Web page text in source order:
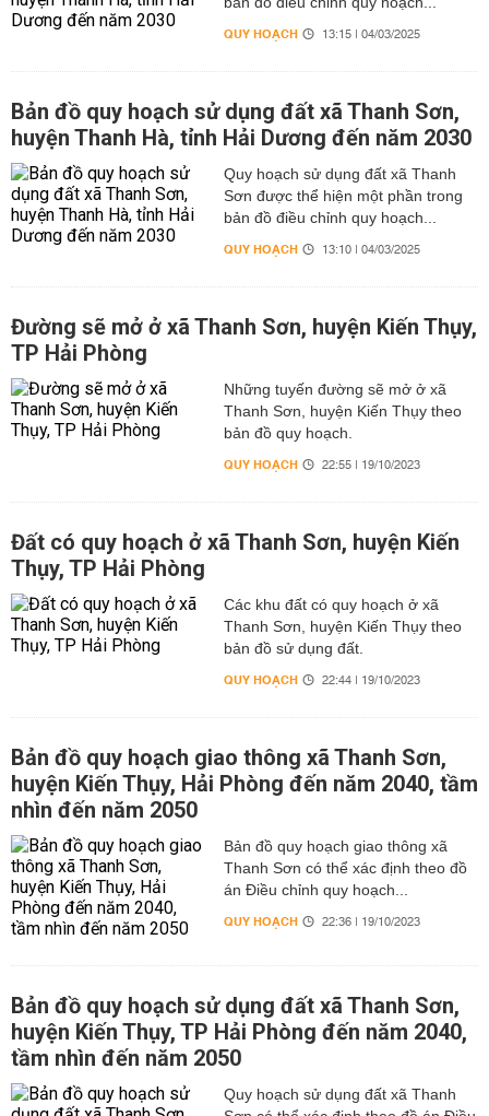
QUY HOẠCH 13:15 | 04/03/2025
Bản đồ quy hoạch sử dụng đất xã Thanh Sơn,
huyện Thanh Hà, tỉnh Hải Dương đến năm 2030
Quy hoạch sử dụng đất xã Thanh
Sơn được thể hiện một phần trong
bản đồ điều chỉnh quy hoạch...
QUY HOẠCH 13:10 | 04/03/2025
Đường sẽ mở ở xã Thanh Sơn, huyện Kiến Thụy,
TP Hải Phòng
Những tuyến đường sẽ mở ở xã
Thanh Sơn, huyện Kiến Thụy theo
bản đồ quy hoạch.
QUY HOẠCH 22:55 | 19/10/2023
Đất có quy hoạch ở xã Thanh Sơn, huyện Kiến
Thụy, TP Hải Phòng
Các khu đất có quy hoạch ở xã
Thanh Sơn, huyện Kiến Thụy theo
bản đồ sử dụng đất.
QUY HOẠCH 22:44 | 19/10/2023
Bản đồ quy hoạch giao thông xã Thanh Sơn,
huyện Kiến Thụy, Hải Phòng đến năm 2040, tầm
nhìn đến năm 2050
Bản đồ quy hoạch giao thông xã
Thanh Sơn có thể xác định theo đồ
án Điều chỉnh quy hoạch...
QUY HOẠCH 22:36 | 19/10/2023
Bản đồ quy hoạch sử dụng đất xã Thanh Sơn,
huyện Kiến Thụy, TP Hải Phòng đến năm 2040,
tầm nhìn đến năm 2050
Quy hoạch sử dụng đất xã Thanh